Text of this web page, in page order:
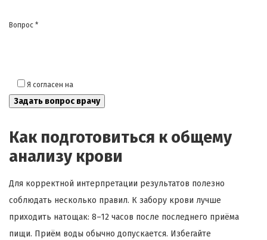
Вопрос *
Я согласен на
Как подготовиться к общему
анализу крови
Для корректной интерпретации результатов полезно
соблюдать несколько правил. К забору крови лучше
приходить натощак: 8–12 часов после последнего приёма
пищи. Приём воды обычно допускается. Избегайте